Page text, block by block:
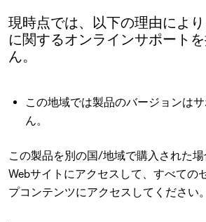
現時点では、以下の理由によ
に関するオンラインサポート
ん。
この地域では製品のバージョンは
ん。
この製品を別の国/地域で購入された
Webサイトにアクセスして、すべての
プコンテンツにアクセスしてください。